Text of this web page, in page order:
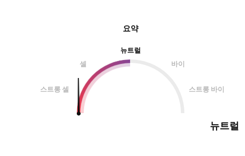
요약
뉴트럴
셀
바이
스트롱 셀 스트롱 바이
뉴트럴